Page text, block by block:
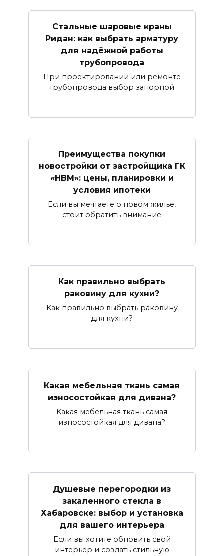
Стальные шаровые краны
Ридан: как выбрать арматуру
для надёжной работы
трубопровода
При проектировании или ремонте
трубопровода выбор запорной
Преимущества покупки
новостройки от застройщика ГК
«НВМ»: цены, планировки и
условия ипотеки
Если вы мечтаете о новом жилье,
стоит обратить внимание
Как правильно выбрать
раковину для кухни?
Как правильно выбрать раковину
для кухни?
Какая мебельная ткань самая
износостойкая для дивана?
Какая мебельная ткань самая
износостойкая для дивана?
Душевые перегородки из
закаленного стекла в
Хабаровске: выбор и установка
для вашего интерьера
Если вы хотите обновить свой
интерьер и создать стильную